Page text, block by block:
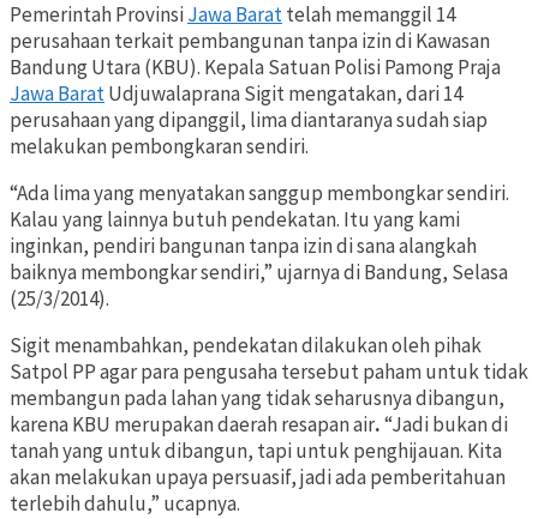
Pemerintah ProvinsiJawa Barattelah memanggil 14
perusahaan terkait pembangunan tanpa izin di Kawasan
Bandung Utara (KBU). Kepala Satuan Polisi Pamong Praja
Jawa BaratUdjuwalaprana Sigit mengatakan, dari 14
perusahaan yang dipanggil, lima diantaranya sudah siap
melakukan pembongkaran sendiri.
“Ada lima yang menyatakan sanggup membongkar sendiri.
Kalau yang lainnya butuh pendekatan. Itu yang kami
inginkan, pendiri bangunan tanpa izin di sana alangkah
baiknya membongkar sendiri,” ujarnya di Bandung, Selasa
(25/3/2014).
Sigit menambahkan, pendekatan dilakukan oleh pihak
Satpol PP agar para pengusaha tersebut paham untuk tidak
membangun pada lahan yang tidak seharusnya dibangun,
karenaKBU merupakan daerah resapan air.“Jadi bukan di
tanah yang untuk dibangun, tapi untuk penghijauan. Kita
akan melakukan upaya persuasif, jadi ada pemberitahuan
terlebih dahulu,” ucapnya.